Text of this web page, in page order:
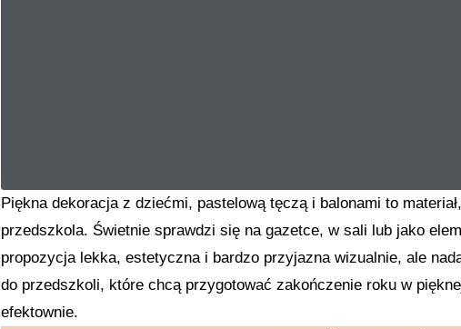
Piękna dekoracja z dziećmi, pastelową tęczą i balonami to
przedszkola. Świetnie sprawdzi się na gazetce, w sali lub jako
propozycja lekka, estetyczna i bardzo przyjazna wizualnie, ale
do przedszkoli, które chcą przygotować zakończenie roku w
efektownie.